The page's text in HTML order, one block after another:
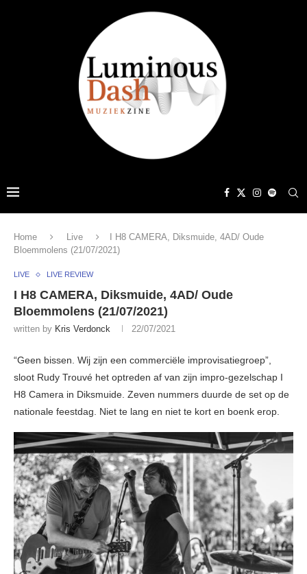
Home Live
I H8 CAMERA, Diksmuide, 4AD/ Oude
Bloemmolens (21/07/2021)
LIVE LIVE REVIEW
I H8 CAMERA, Diksmuide, 4AD/ Oude
Bloemmolens (21/07/2021)
written by Kris Verdonck 22/07/2021
“Geen bissen. Wij zijn een commerciële improvisatiegroep”,
sloot Rudy Trouvé het optreden af van zijn impro-gezelschap I
H8 Camera in Diksmuide. Zeven nummers duurde de set op de
nationale feestdag. Niet te lang en niet te kort en boenk erop.